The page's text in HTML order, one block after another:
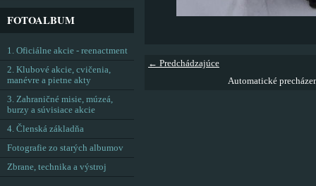
← Predchádzajúce
Automatické
FOTOALBUM
1. Oficiálne akcie - reenactment
2. Klubové akcie, cvičenia,
manévre a pietne akty
3. Zahraničné misie, múzeá,
burzy a súvisiace akcie
4. Členská základňa
Fotografie zo starých albumov
Zbrane, technika a výstroj